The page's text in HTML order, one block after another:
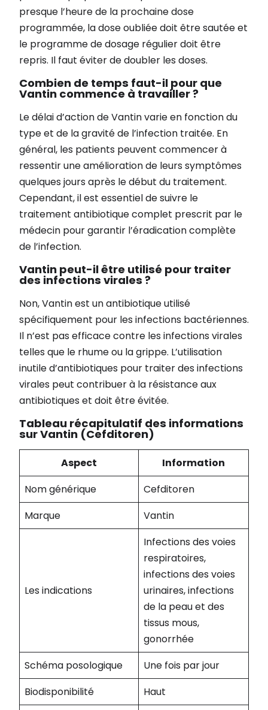
presque l’heure de la prochaine dose
programmée, la dose oubliée doit être sautée et
le programme de dosage régulier doit être
repris. Il faut éviter de doubler les doses.
Combien de temps faut-il pour que
Vantin commence à travailler ?
Le délai d’action de Vantin varie en fonction du
type et de la gravité de l’infection traitée. En
général, les patients peuvent commencer à
ressentir une amélioration de leurs symptômes
quelques jours après le début du traitement.
Cependant, il est essentiel de suivre le
traitement antibiotique complet prescrit par le
médecin pour garantir l’éradication complète
de l’infection.
Vantin peut-il être utilisé pour traiter
des infections virales ?
Non, Vantin est un antibiotique utilisé
spécifiquement pour les infections bactériennes.
Il n’est pas efficace contre les infections virales
telles que le rhume ou la grippe. L’utilisation
inutile d’antibiotiques pour traiter des infections
virales peut contribuer à la résistance aux
antibiotiques et doit être évitée.
Tableau récapitulatif des informations
sur Vantin (Cefditoren)
Aspect
Information
Nom générique
Cefditoren
Marque
Vantin
Les indications
Infections des voies
respiratoires,
infections des voies
urinaires, infections
de la peau et des
tissus mous,
gonorrhée
Schéma posologique
Une fois par jour
Biodisponibilité
Haut